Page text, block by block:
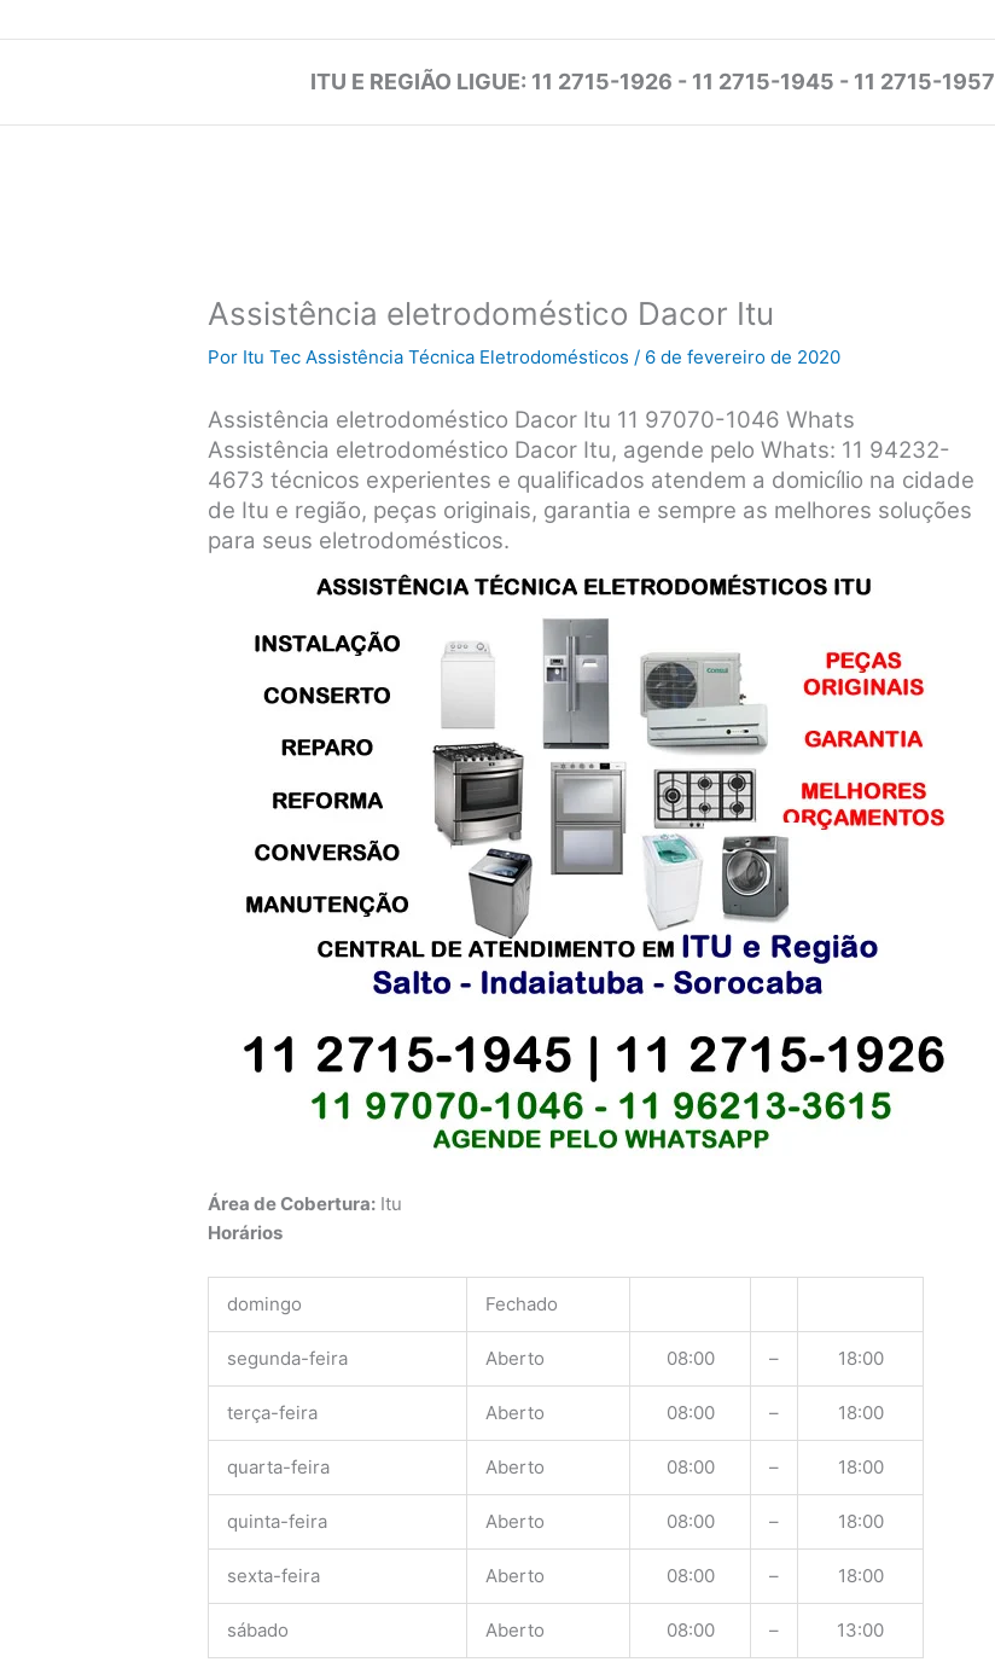
ITU E REGIÃO LIGUE: 11 2715-1926 - 11 2715-1945 - 11 2715-1957
Assistência eletrodoméstico Dacor Itu
Por Itu Tec Assistência Técnica Eletrodomésticos/ 6 de fevereiro de 2020
Assistência eletrodoméstico Dacor Itu 11 97070-1046 Whats
Assistência eletrodoméstico Dacor Itu, agende pelo Whats: 11 94232-
4673 técnicos experientes e qualificados atendem a domicílio na cidade
de Itu e região, peças originais, garantia e sempre as melhores soluções
para seus eletrodomésticos.
Área de Cobertura: Itu
Horários
domingo Fechado
segunda-feira Aberto 08:00 – 18:00
terça-feira Aberto 08:00 – 18:00
quarta-feira Aberto 08:00 – 18:00
quinta-feira Aberto 08:00 – 18:00
sexta-feira Aberto 08:00 – 18:00
sábado Aberto 08:00 – 13:00